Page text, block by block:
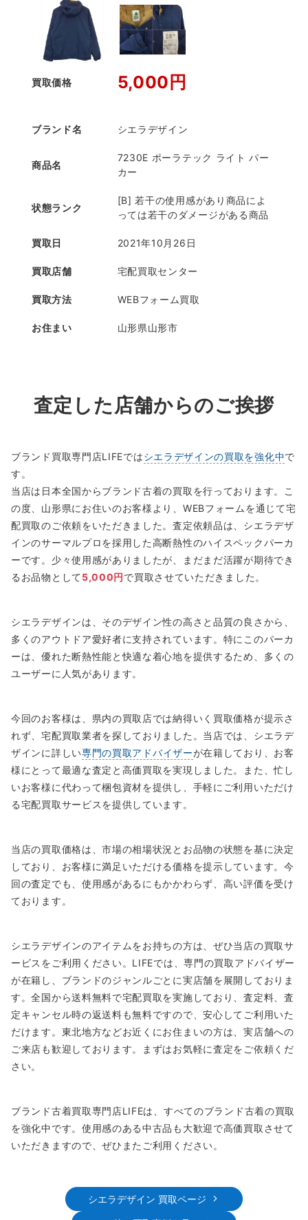
買取価格 5,000円
ブランド名 シエラデザイン
商品名
7230E ポーラテック ライト パー
カー
状態ランク
[B] 若干の使用感があり商品によ
っては若干のダメージがある商品
買取日 2021年10月26日
買取店舗 宅配買取センター
買取方法 WEBフォーム買取
お住まい 山形県山形市
査定した店舗からのご挨拶
ブランド買取専門店LIFEではシエラデザインの買取を強化中で
す。
当店は日本全国からブランド古着の買取を行っております。こ
の度、山形県にお住いのお客様より、WEBフォームを通じて宅
配買取のご依頼をいただきました。査定依頼品は、シエラデザ
インのサーマルプロを採用した高断熱性のハイスペックパーカ
ーです。少々使用感がありましたが、まだまだ活躍が期待でき
るお品物として5,000円で買取させていただきました。
シエラデザインは、そのデザイン性の高さと品質の良さから、
多くのアウトドア愛好者に支持されています。特にこのパーカ
ーは、優れた断熱性能と快適な着心地を提供するため、多くの
ユーザーに人気があります。
今回のお客様は、県内の買取店では納得いく買取価格が提示さ
れず、宅配買取業者を探しておりました。当店では、シエラデ
ザインに詳しい専門の買取アドバイザーが在籍しており、お客
様にとって最適な査定と高価買取を実現しました。また、忙し
いお客様に代わって梱包資材を提供し、手軽にご利用いただけ
る宅配買取サービスを提供しています。
当店の買取価格は、市場の相場状況とお品物の状態を基に決定
しており、お客様に満足いただける価格を提示しています。今
回の査定でも、使用感があるにもかかわらず、高い評価を受け
ております。
シエラデザインのアイテムをお持ちの方は、ぜひ当店の買取サ
ービスをご利用ください。LIFEでは、専門の買取アドバイザー
が在籍し、ブランドのジャンルごとに実店舗を展開しておりま
す。全国から送料無料で宅配買取を実施しており、査定料、査
定キャンセル時の返送料も無料ですので、安心してご利用いた
だけます。東北地方などお近くにお住まいの方は、実店舗への
ご来店も歓迎しております。まずはお気軽に査定をご依頼くだ
さい。
ブランド古着買取専門店LIFEは、すべてのブランド古着の買取
を強化中です。使用感のある中古品も大歓迎で高価買取させて
いただきますので、ぜひまたご利用ください。
シエラデザイン 買取ページ